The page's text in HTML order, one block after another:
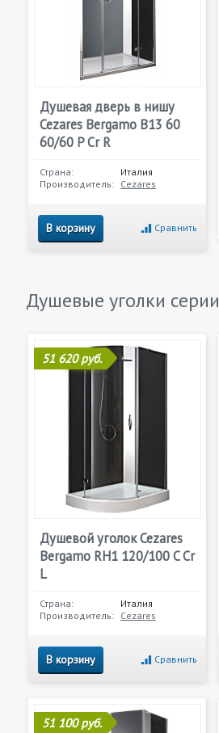
Душевая дверь в нишу
Cezares Bergamo B13 60
60/60 P Cr R
Страна:
Италия
Производитель: Cezares
В корзину Сравнить
Душевые уголки серии
51 620 руб.
Душевой уголок Cezares
Bergamo RH1 120/100 C Cr
L
Страна:
Италия
Производитель: Cezares
В корзину Сравнить
51 100 руб.